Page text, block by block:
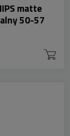
matte
50-57